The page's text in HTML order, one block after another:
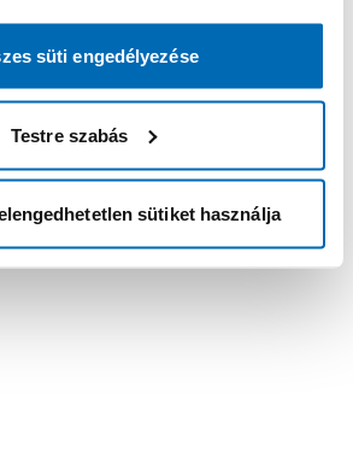
süti engedélyezése
Testre szabás
sütiket használja